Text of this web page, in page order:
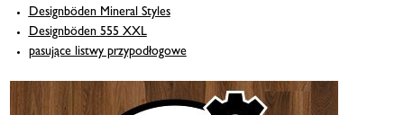
Designböden Mineral Styles
Designböden 555 XXL
pasujące listwy przypodłogowe